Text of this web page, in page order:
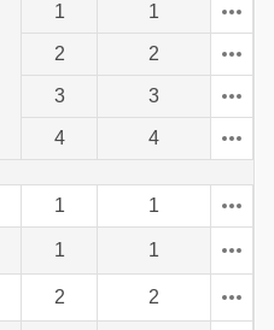
1 1
2 2
3 3
4
4
1
1
1
1
2
2